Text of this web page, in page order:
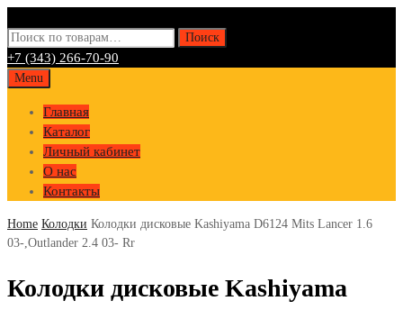
Искать: Поиск
+7 (343) 266-70-90
Skip
content
Menu
Главная
Каталог
Личный кабинет
О нас
Контакты
Home Колодки Колодки дисковые Kashiyama D6124 Mits Lancer 1.6
03-,Outlander 2.4 03- Rr
Колодки дисковые Kashiyama